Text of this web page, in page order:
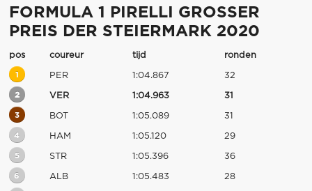
FORMULA 1 PIRELLI GROSSER
PREIS DER STEIERMARK 2020
pos coureur tijd ronden
1 PER 1:04.867 32
2 VER 1:04.963 31
3 BOT 1:05.089 31
4 HAM 1:05.120 29
5 STR 1:05.396 36
6 ALB 1:05.483 28